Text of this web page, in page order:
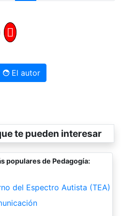
El autor
te pueden interesar
populares de Pedagogía:
del Espectro Autista (TEA)